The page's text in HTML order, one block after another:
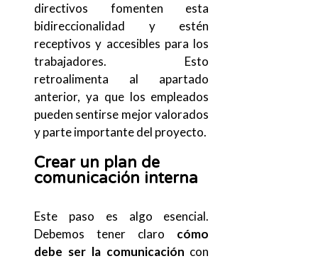
directivos fomenten esta
bidireccionalidad y estén
receptivos y accesibles para los
trabajadores. Esto
retroalimenta al apartado
anterior, ya que los empleados
pueden sentirse mejor valorados
y parte importante del proyecto.
Crear un plan de
comunicación interna
Este paso es algo esencial.
Debemos tener claro cómo
debe ser la comunicación con